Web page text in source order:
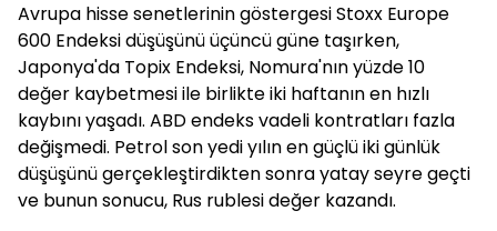
Avrupa hisse senetlerinin göstergesi Stoxx Europe
600 Endeksi düşüşünü üçüncü güne taşırken,
Japonya'da Topix Endeksi, Nomura'nın yüzde 10
değer kaybetmesi ile birlikte iki haftanın en hızlı
kaybını yaşadı. ABD endeks vadeli kontratları fazla
değişmedi. Petrol son yedi yılın en güçlü iki günlük
düşüşünü gerçekleştirdikten sonra yatay seyre geçti
ve bunun sonucu, Rus rublesi değer kazandı.